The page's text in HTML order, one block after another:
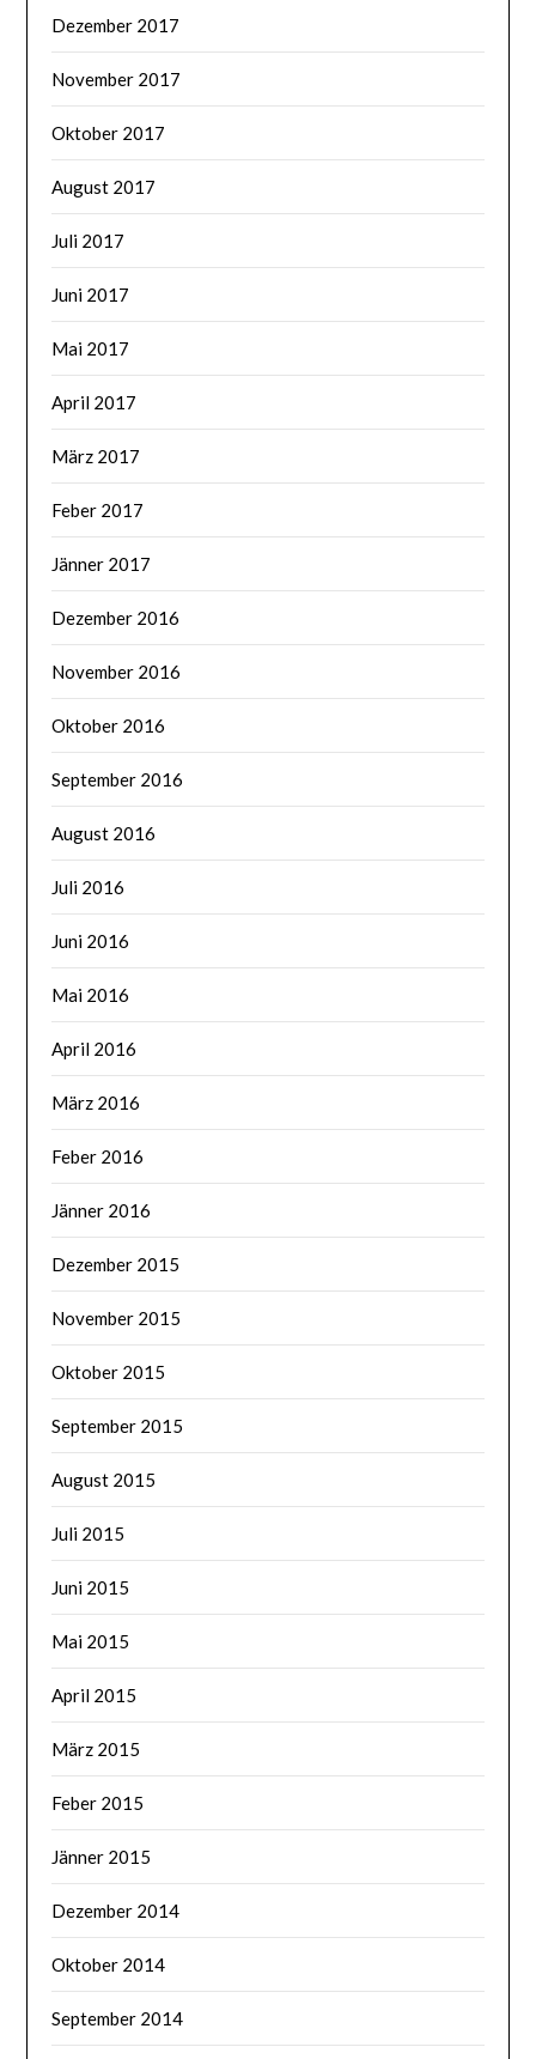
Dezember 2017
November 2017
Oktober 2017
August 2017
Juli 2017
Juni 2017
Mai 2017
April 2017
März 2017
Feber 2017
Jänner 2017
Dezember 2016
November 2016
Oktober 2016
September 2016
August 2016
Juli 2016
Juni 2016
Mai 2016
April 2016
März 2016
Feber 2016
Jänner 2016
Dezember 2015
November 2015
Oktober 2015
September 2015
August 2015
Juli 2015
Juni 2015
Mai 2015
April 2015
März 2015
Feber 2015
Jänner 2015
Dezember 2014
Oktober 2014
September 2014